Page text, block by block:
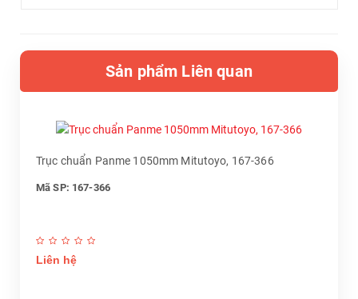
Sản phẩm Liên quan
Trục chuẩn Panme 1050mm Mitutoyo, 167-366
Mã SP: 167-366
Liên hệ